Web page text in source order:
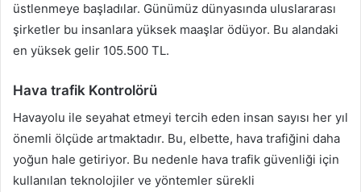
üstlenmeye başladılar. Günümüz dünyasında uluslararası
şirketler bu insanlara yüksek maaşlar ödüyor. Bu alandaki
en yüksek gelir 105.500 TL.
Hava trafik Kontrolörü
Havayolu ile seyahat etmeyi tercih eden insan sayısı her yıl
önemli ölçüde artmaktadır. Bu, elbette, hava trafiğini daha
yoğun hale getiriyor. Bu nedenle hava trafik güvenliği için
kullanılan teknolojiler ve yöntemler sürekli